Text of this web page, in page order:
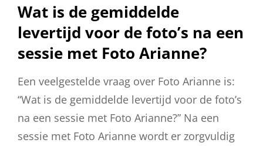
Wat is de gemiddelde
levertijd voor de foto’s na een
sessie met Foto Arianne?
Een veelgestelde vraag over Foto Arianne is:
“Wat is de gemiddelde levertijd voor de foto’s
na een sessie met Foto Arianne?” Na een
sessie met Foto Arianne wordt er zorgvuldig